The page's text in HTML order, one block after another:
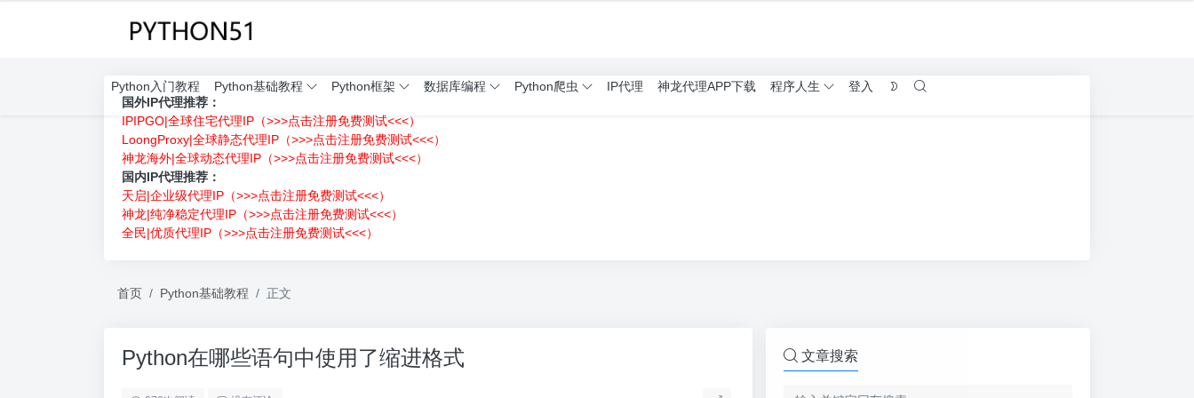
Python入门教程 Python基础教程 Python框架 数据库编程 Python爬虫 IP代理 神龙代理APP下载 程序人生
登入
国外IP代理推荐：
IPIPGO|全球住宅代理IP（>>>点击注册免费测试<<<）
LoongProxy|全球静态代理IP（>>>点击注册免费测试<<<）
神龙海外|全球动态代理IP（>>>点击注册免费测试<<<）
国内IP代理推荐：
天启|企业级代理IP（>>>点击注册免费测试<<<）
神龙|纯净稳定代理IP（>>>点击注册免费测试<<<）
全民|优质代理IP（>>>点击注册免费测试<<<）
首页 Python基础教程 正文
Python在哪些语句中使用了缩进格式 文章搜索